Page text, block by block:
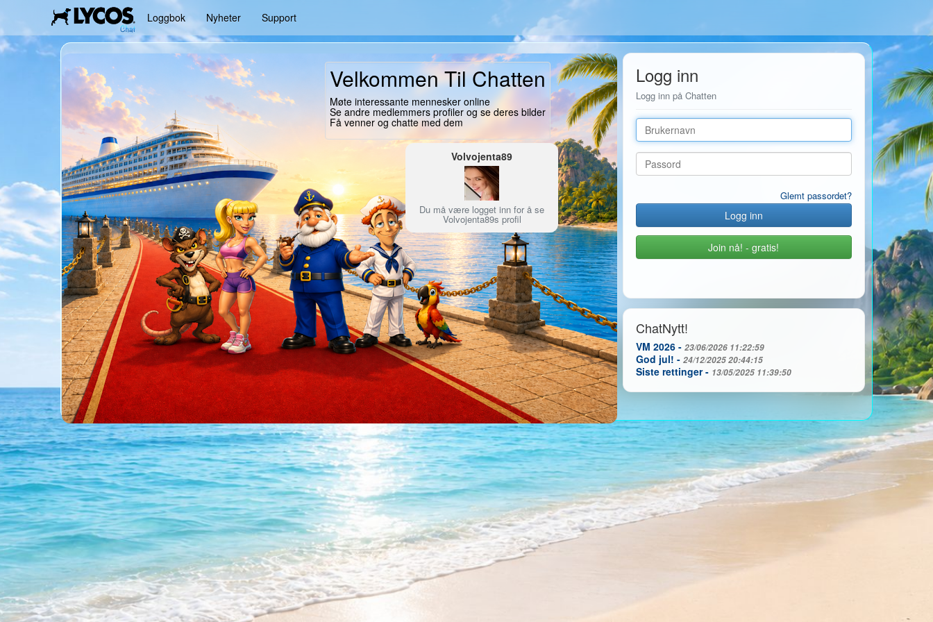
Loggbok Nyheter Support
Velkommen Til Chatten
Møte interessante mennesker online
Se andre medlemmers profiler og se deres bilder
Få venner og chatte med dem
Volvojenta89
Du må være logget inn for å se
Volvojenta89s profil
Logg inn
Logg inn på Chatten
Brukernavn
Passord
Glemt passordet?
Join nå! - gratis!
ChatNytt!
VM 2026 - 23/06/2026 11:22:59
God jul! - 24/12/2025 20:44:15
Siste rettinger - 13/05/2025 11:39:50